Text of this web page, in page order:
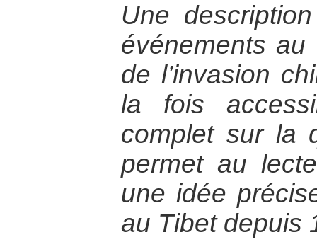
Une
événements
de l’invasion
la fois
complet sur la
permet au
une idée
au Tibet depuis